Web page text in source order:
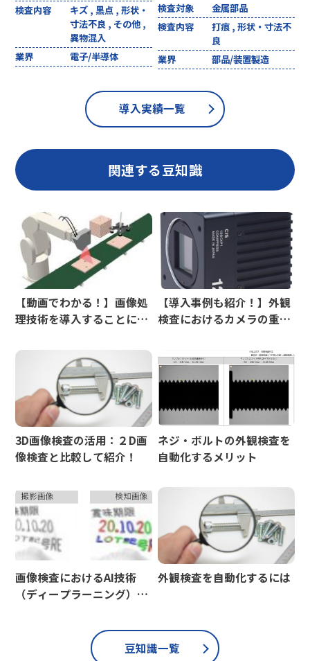
検査内容
キズ , 黒点 , 形状・
寸法不良 , その他 ,
異物混入
業界
電子/半導体
検査対象
金属部品
検査内容
打痕 , 形状・寸法不
良
業界
部品/装置製造
導入実績一覧
関連する豆知識
【動画でわかる！】画像処
理技術を導入することによ
【導入事例も紹介！】外観
検査におけるカメラの重要
3D画像検査の活用：２D画
像検査と比較して紹介！
ネジ・ボルトの外観検査を
自動化するメリット
画像検査におけるAI技術
（ディープラーニング）活
外観検査を自動化するには
豆知識一覧